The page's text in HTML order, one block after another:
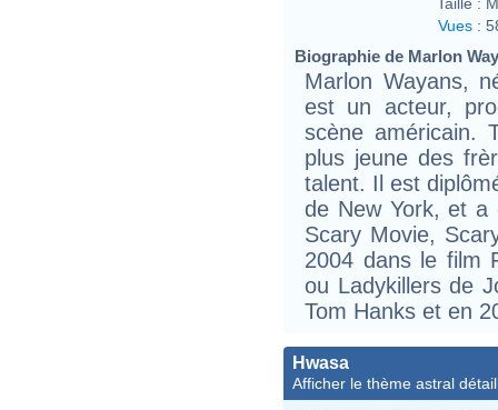
Vues :
Biographie de Marlon
Marlon Wayans,
est un acteur,
scène
plus jeune des
talent. Il est
de New York, et a
Scary Movie,
2004 dans le film
ou Ladykillers de
Tom Hanks et en
Hwasa
Afficher le thème astral